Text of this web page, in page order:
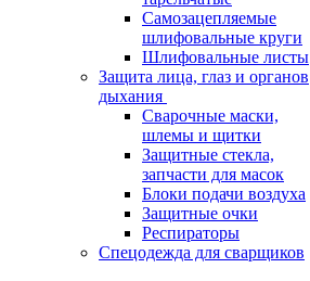
Самозацепляемые
шлифовальные круги
Шлифовальные листы
Защита лица, глаз и органов
дыхания
Сварочные маски,
шлемы и щитки
Защитные стекла,
запчасти для масок
Блоки подачи воздуха
Защитные очки
Респираторы
Спецодежда для сварщиков